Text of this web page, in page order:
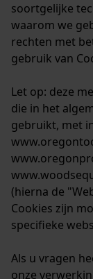
soortgelijke
waarom we
rechten met
gebruik van
Let op: deze
die in het
gebruikt, met
(hierna de
Cookies zijn
specifieke
Als u vragen
onze